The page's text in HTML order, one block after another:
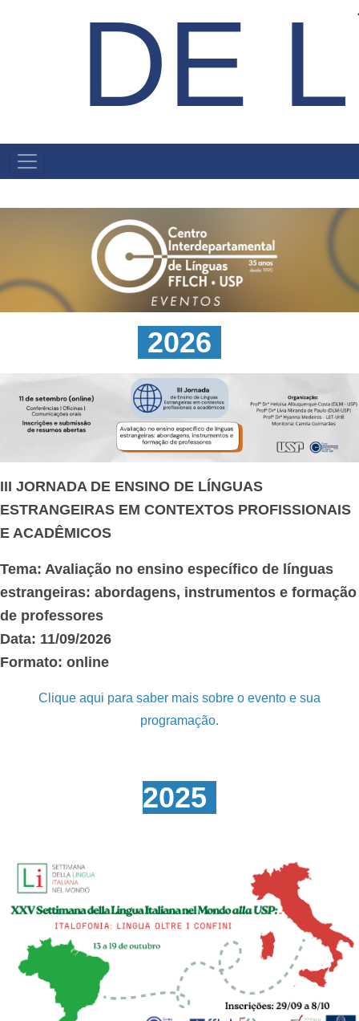
DE
MENU
PRIMÁRIO
2026
III JORNADA DE ENSINO DE LÍNGUAS
ESTRANGEIRAS EM CONTEXTOS PROFISSIONAIS
E ACADÊMICOS
Tema: Avaliação no ensino específico de línguas
estrangeiras: abordagens, instrumentos e formação
de professores
Data: 11/09/2026
Formato: online
Clique aqui para saber mais sobre o evento e sua
programação.
2025